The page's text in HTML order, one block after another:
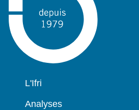
Navigation
L'Ifri
Analyses